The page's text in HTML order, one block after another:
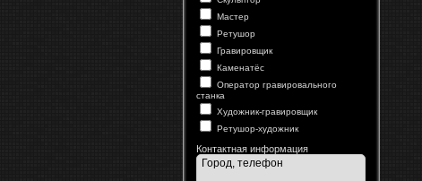
Мастер
Ретушор
Гравировщик
Каменатёс
Оператор гравировального
станка
Художник-гравировщик
Ретушор-художник
Контактная информация